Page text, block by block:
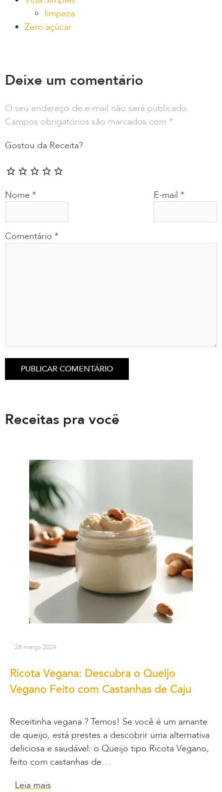
limpeza
Zero açúcar
Deixe um comentário
O seu endereço de e-mail não será publicado.
Campos obrigatórios são marcados com *
Gostou da Receita?
Comentário *
Nome * E-mail *
Receitas pra você
28 março 2024
Ricota Vegana: Descubra o Queijo
Vegano Feito com Castanhas de Caju
Receitinha vegana ? Temos! Se você é um amante
de queijo, está prestes a descobrir uma alternativa
deliciosa e saudável: o Queijo tipo Ricota Vegano,
feito com castanhas de…
Leia mais